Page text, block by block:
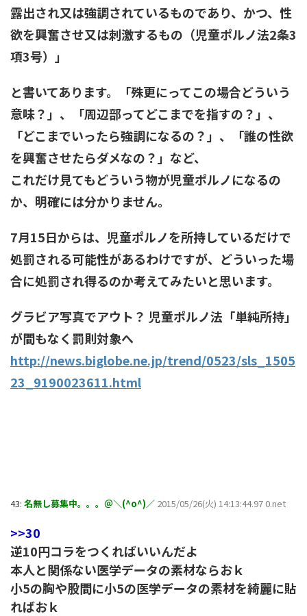
露出され又は強調されているものであり、かつ、性
欲を興奮させ又は刺激するもの（児童ポルノ法2条3
項3号）」
と書いてあります。「殊更にってこの場合どういう
意味？」、「周辺部ってどこまでを指すの？」、
「どこまでいったら強調になるの？」、「誰の性欲
を興奮させたらダメなの？」など、
これだけ見てもどういう物が児童ポルノになるの
か、明確には分かりません。
7月15日からは、児童ポルノを所持しているだけで
処罰される可能性があるわけですが、どういった場
合に処罰され得るのか考えてみたいと思います。
グラビア写真でアウト？ 児童ポルノ法「単純所持」
が間もなく罰則対象へ
http://news.biglobe.ne.jp/trend/0523/sls_1505
23_9190023611.html
43: 名無し募集中。。。＠＼(^o^)／ 2015/05/26(火) 14:13:44.97 0.net
>>30
逆10円コラをつくればいいんだよ
本人と関係ない医学データの素材ならおｋ
小5の胸や股間に小5の医学データの素材を綺麗に貼
ればおｋ